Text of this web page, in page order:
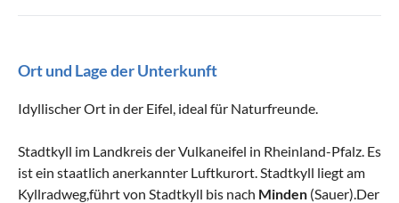
Ort und Lage der Unterkunft
Idyllischer Ort in der Eifel, ideal für Naturfreunde.
Stadtkyll im Landkreis der Vulkaneifel in Rheinland-Pfalz. Es
ist ein staatlich anerkannter Luftkurort. Stadtkyll liegt am
Kyllradweg,führt von Stadtkyll bis nach Minden (Sauer).Der